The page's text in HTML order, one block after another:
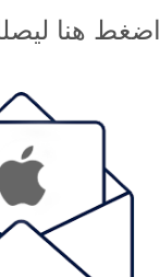
اضغط هنا